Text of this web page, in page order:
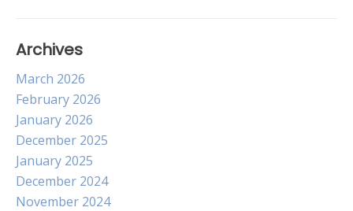
Archives
March 2026
February 2026
January 2026
December 2025
January 2025
December 2024
November 2024